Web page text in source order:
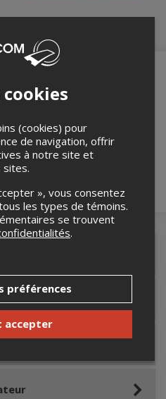
ci-bas.
au stationnement
(cookies) pour
de navigation, offrir
à notre site et
sites.
», vous consentez
les types de témoins.
se trouvent
.
préférences
accepter